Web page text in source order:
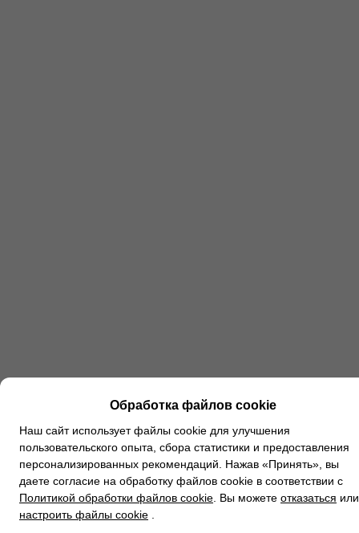
Обработка файлов cookie
Наш сайт использует файлы cookie для улучшения
пользовательского опыта, сбора статистики и предоставления
персонализированных рекомендаций. Нажав «Принять», вы
даете согласие на обработку файлов cookie в соответствии с
Политикой обработки файлов cookie . Вы можете отказаться или
настроить файлы cookie